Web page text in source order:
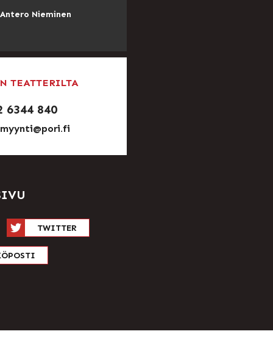
Nieminen
TEATTERILTA
6344 840
TWITTER